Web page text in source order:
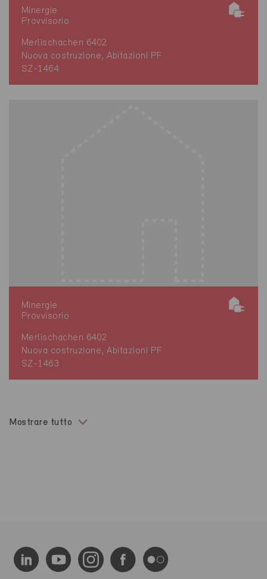
Minergie
Provvisorio
Merlischachen 6402
Nuova costruzione, Abitazioni PF
SZ-1464
Minergie
Provvisorio
Merlischachen 6402
Nuova costruzione, Abitazioni PF
SZ-1463
Mostrare tutto